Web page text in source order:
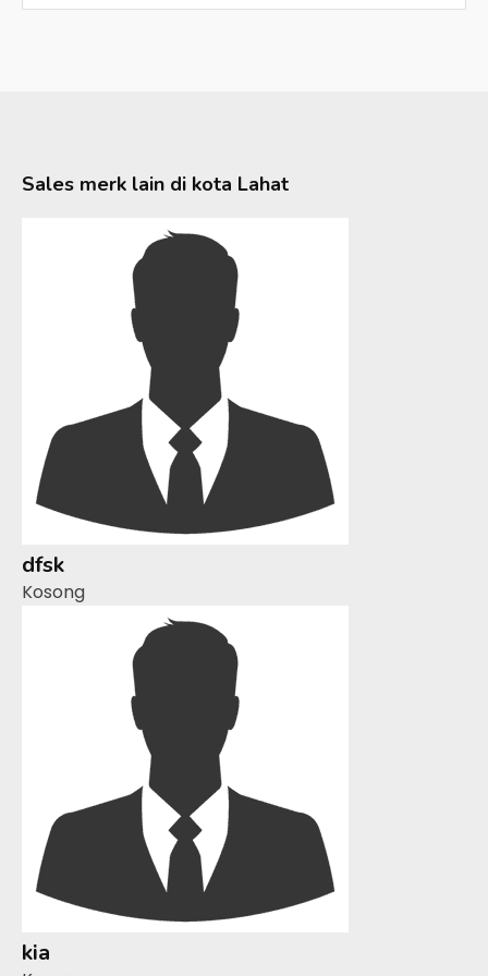
Sales merk lain di kota Lahat
dfsk
Kosong
kia